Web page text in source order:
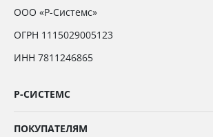
ООО «Р-Системс»
ОГРН 1115029005123
ИНН 7811246865
Р-СИСТЕМС
ПОКУПАТЕЛЯМ